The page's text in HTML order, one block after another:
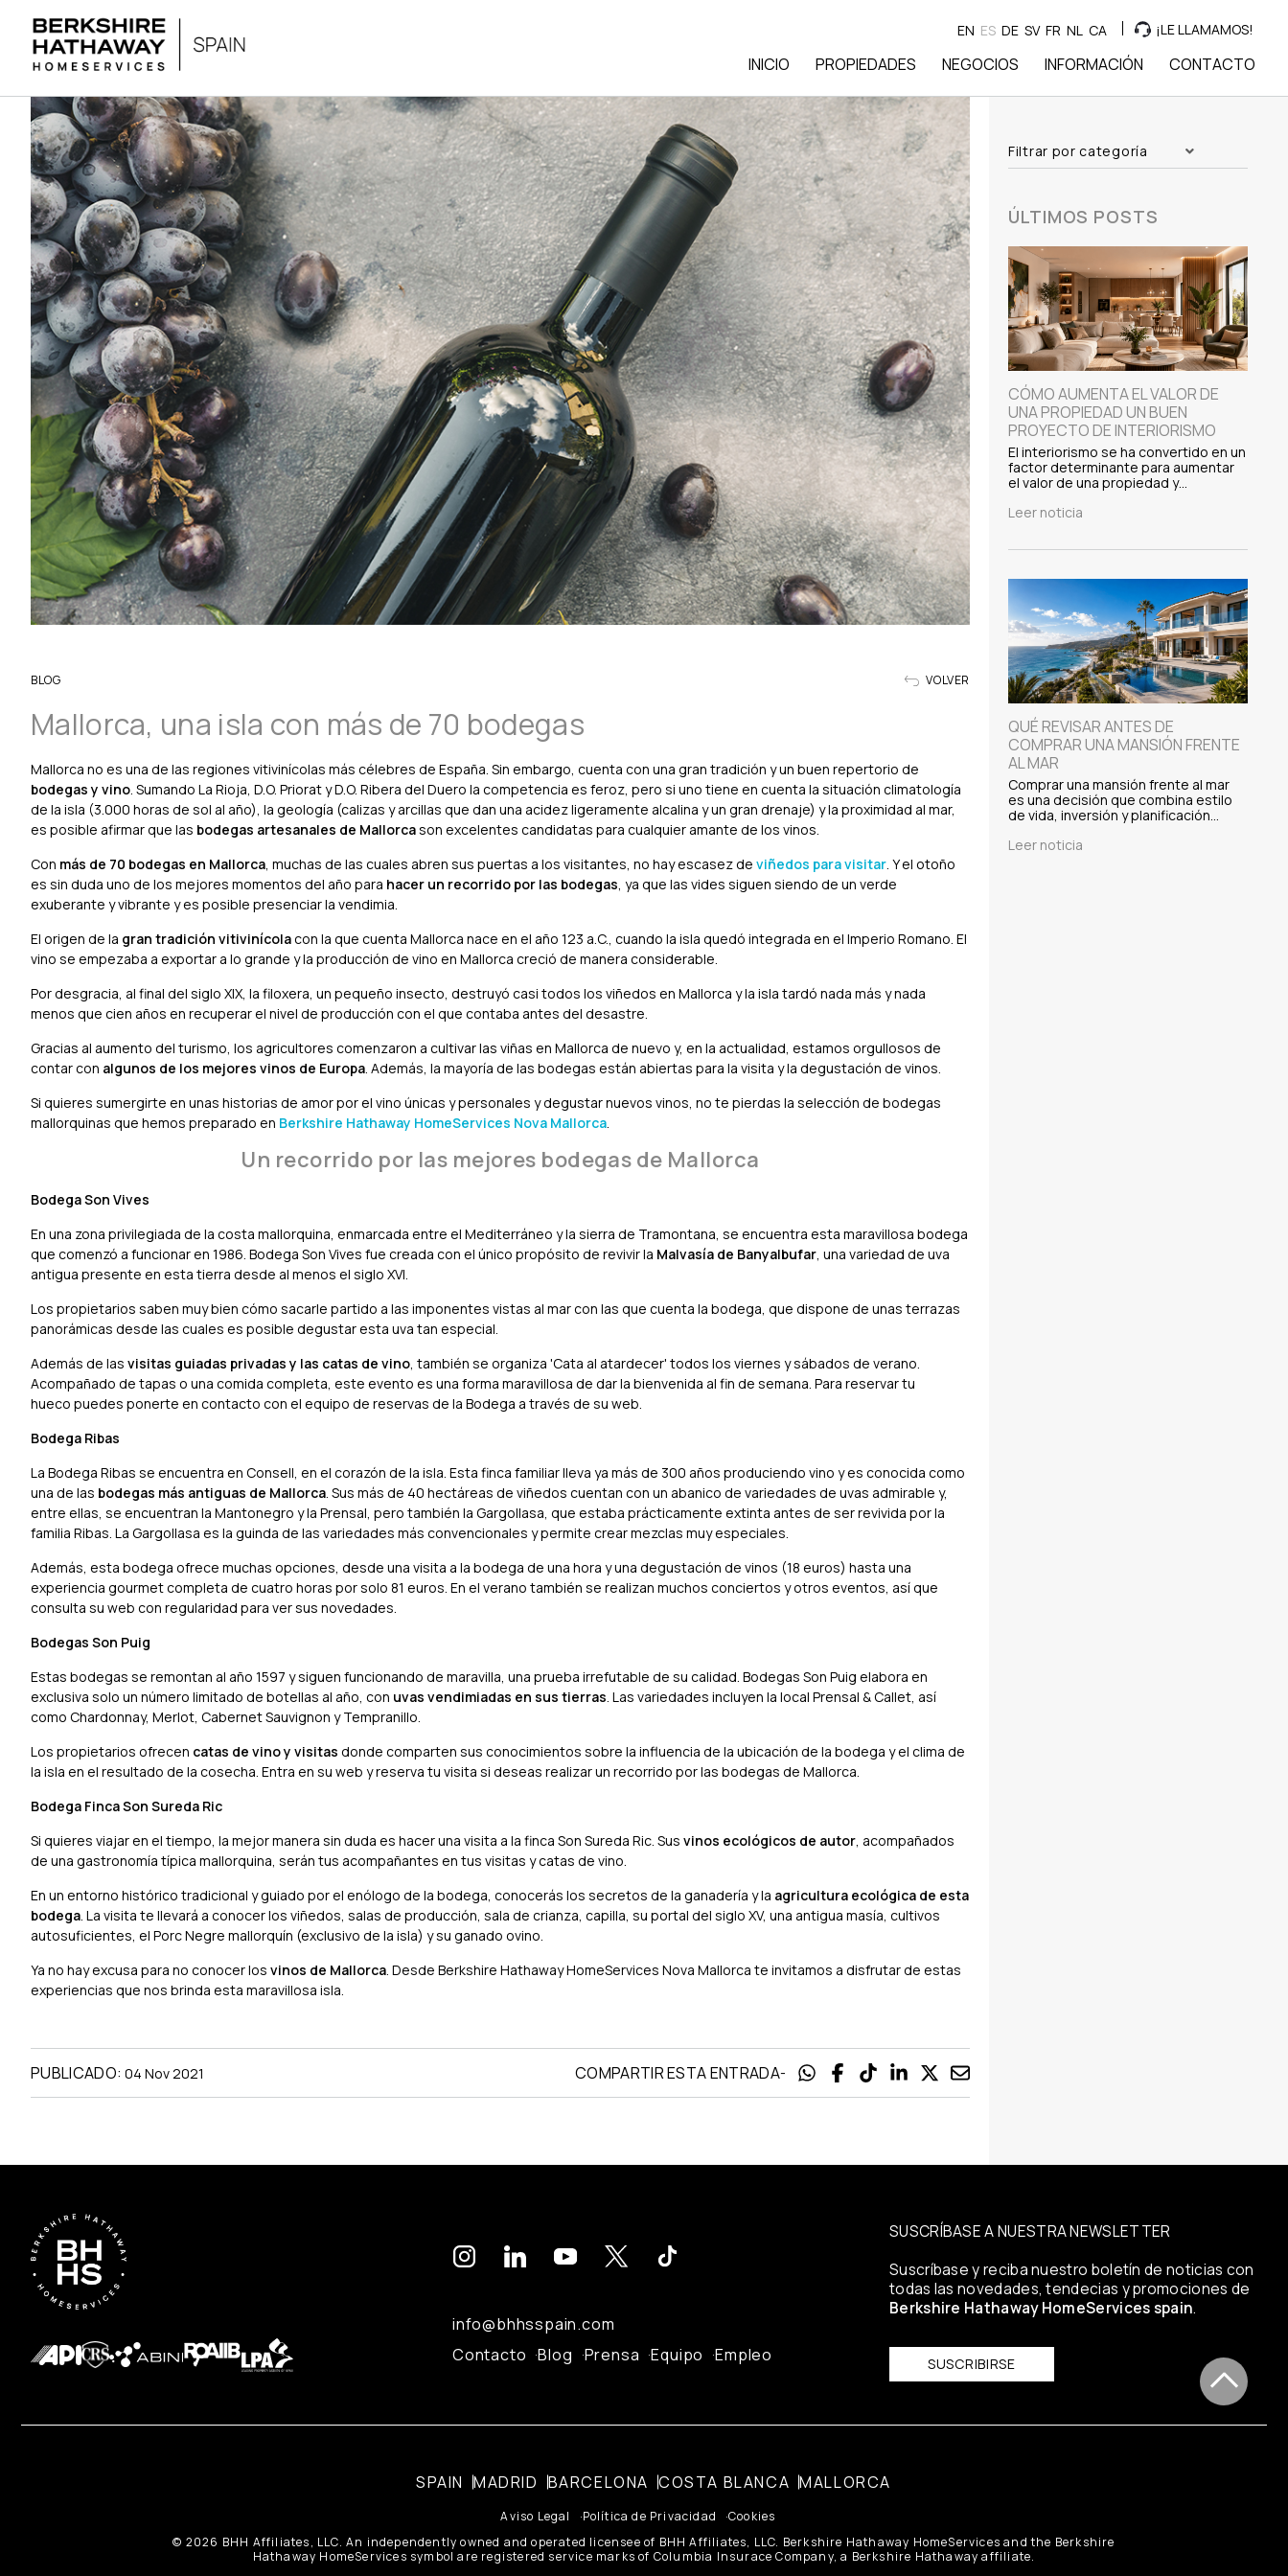
EN ES DE SV FR NL CA ¡LE LLAMAMOS!
INICIO PROPIEDADES NEGOCIOS INFORMACIÓN CONTACTO
BLOG VOLVER
Mallorca, una isla con más de 70 bodegas
Mallorca no es una de las regiones vitivinícolas más célebres de España. Sin embargo, cuenta con una gran tradición y un buen repertorio de
bodegas y vino. Sumando La Rioja, D.O. Priorat y D.O. Ribera del Duero la competencia es feroz, pero si uno tiene en cuenta la situación climatología
de la isla (3.000 horas de sol al año), la geología (calizas y arcillas que dan una acidez ligeramente alcalina y un gran drenaje) y la proximidad al mar,
es posible afirmar que las bodegas artesanales de Mallorcason excelentes candidatas para cualquier amante de los vinos.
Con más de 70 bodegas en Mallorca, muchas de las cuales abren sus puertas a los visitantes, no hay escasez de viñedos para visitar. Y el otoño
es sin duda uno de los mejores momentos del año para hacer un recorrido por las bodegas, ya que las vides siguen siendo de un verde
exuberante y vibrante y es posible presenciar la vendimia.
El origen de la gran tradición vitivinícolacon la que cuenta Mallorca nace en el año 123 a.C., cuando la isla quedó integrada en el Imperio Romano. El
vino se empezaba a exportar a lo grande y la producción de vino en Mallorca creció de manera considerable.
Por desgracia, al final del siglo XIX, la filoxera, un pequeño insecto, destruyó casi todos los viñedos en Mallorca y la isla tardó nada más y nada
menos que cien años en recuperar el nivel de producción con el que contaba antes del desastre.
Gracias al aumento del turismo, los agricultores comenzaron a cultivar las viñas en Mallorca de nuevo y, en la actualidad, estamos orgullosos de
contar con algunos de los mejores vinos de Europa. Además, la mayoría de las bodegas están abiertas para la visita y la degustación de vinos.
Si quieres sumergirte en unas historias de amor por el vino únicas y personales y degustar nuevos vinos, no te pierdas la selección de bodegas
mallorquinas que hemos preparado en Berkshire Hathaway HomeServices Nova Mallorca.
Un recorrido por las mejores bodegas de Mallorca
Bodega Son Vives
En una zona privilegiada de la costa mallorquina, enmarcada entre el Mediterráneo y la sierra de Tramontana, se encuentra esta maravillosa bodega
que comenzó a funcionar en 1986. Bodega Son Vives fue creada con el único propósito de revivir la Malvasía de Banyalbufar, una variedad de uva
antigua presente en esta tierra desde al menos el siglo XVI.
Los propietarios saben muy bien cómo sacarle partido a las imponentes vistas al mar con las que cuenta la bodega, que dispone de unas terrazas
panorámicas desde las cuales es posible degustar esta uva tan especial.
Además de las visitas guiadas privadas y las catas de vino, también se organiza 'Cata al atardecer' todos los viernes y sábados de verano.
Acompañado de tapas o una comida completa, este evento es una forma maravillosa de dar la bienvenida al fin de semana. Para reservar tu
hueco puedes ponerte en contacto con el equipo de reservas de la Bodega a través de su web.
Bodega Ribas
La Bodega Ribas se encuentra en Consell, en el corazón de la isla. Esta finca familiar lleva ya más de 300 años produciendo vino y es conocida como
una de las bodegas más antiguas de Mallorca. Sus más de 40 hectáreas de viñedos cuentan con un abanico de variedades de uvas admirable y,
entre ellas, se encuentran la Mantonegro y la Prensal, pero también la Gargollasa, que estaba prácticamente extinta antes de ser revivida por la
familia Ribas. La Gargollasa es la guinda de las variedades más convencionales y permite crear mezclas muy especiales.
Además, esta bodega ofrece muchas opciones, desde una visita a la bodega de una hora y una degustación de vinos (18 euros) hasta una
experiencia gourmet completa de cuatro horas por solo 81 euros. En el verano también se realizan muchos conciertos y otros eventos, así que
consulta su web con regularidad para ver sus novedades.
Bodegas Son Puig
Estas bodegas se remontan al año 1597 y siguen funcionando de maravilla, una prueba irrefutable de su calidad. Bodegas Son Puig elabora en
exclusiva solo un número limitado de botellas al año, con uvas vendimiadas en sus tierras. Las variedades incluyen la local Prensal & Callet, así
como Chardonnay, Merlot, Cabernet Sauvignon y Tempranillo.
Los propietarios ofrecen catas de vino y visitas donde comparten sus conocimientos sobre la influencia de la ubicación de la bodega y el clima de
la isla en el resultado de la cosecha. Entra en su web y reserva tu visita si deseas realizar un recorrido por las bodegas de Mallorca.
Bodega Finca Son Sureda Ric
Si quieres viajar en el tiempo, la mejor manera sin duda es hacer una visita a la finca Son Sureda Ric. Sus vinos ecológicos de autor, acompañados
de una gastronomía típica mallorquina, serán tus acompañantes en tus visitas y catas de vino.
En un entorno histórico tradicional y guiado por el enólogo de la bodega, conocerás los secretos de la ganadería y la agricultura ecológica de esta
bodega. La visita te llevará a conocer los viñedos, salas de producción, sala de crianza, capilla, su portal del siglo XV, una antigua masía, cultivos
autosuficientes, el Porc Negre mallorquín (exclusivo de la isla) y su ganado ovino.
Ya no hay excusa para no conocer los vinos de Mallorca. Desde Berkshire Hathaway HomeServices Nova Mallorca te invitamos a disfrutar de estas
experiencias que nos brinda esta maravillosa isla.
PUBLICADO: 04 Nov 2021 COMPARTIR ESTA ENTRADA-
Filtrar por categoría
ÚLTIMOS POSTS
CÓMO AUMENTA EL VALOR DE
UNA PROPIEDAD UN BUEN
PROYECTO DE INTERIORISMO
El interiorismo se ha convertido en un
factor determinante para aumentar
el valor de una propiedad y…
Leer noticia
QUÉ REVISAR ANTES DE
COMPRAR UNA MANSIÓN FRENTE
AL MAR
Comprar una mansión frente al mar
es una decisión que combina estilo
de vida, inversión y planificación…
Leer noticia
info@bhhsspain.com
Contacto
Blog Prensa Equipo Empleo
SUSCRÍBASE A NUESTRA NEWSLETTER
Suscríbase y reciba nuestro boletín de noticias con
todas las novedades, tendecias y promociones de
Berkshire Hathaway HomeServices spain.
SUSCRIBIRSE
SPAIN MADRID BARCELONA COSTA BLANCA MALLORCA
Aviso Legal Política de Privacidad
Cookies
© 2026 BHH Affiliates, LLC. An independently owned and operated licensee of BHH Affiliates, LLC. Berkshire Hathaway HomeServices and the Berkshire
Hathaway HomeServices symbol are registered service marks of Columbia Insurace Company, a Berkshire Hathaway affiliate.